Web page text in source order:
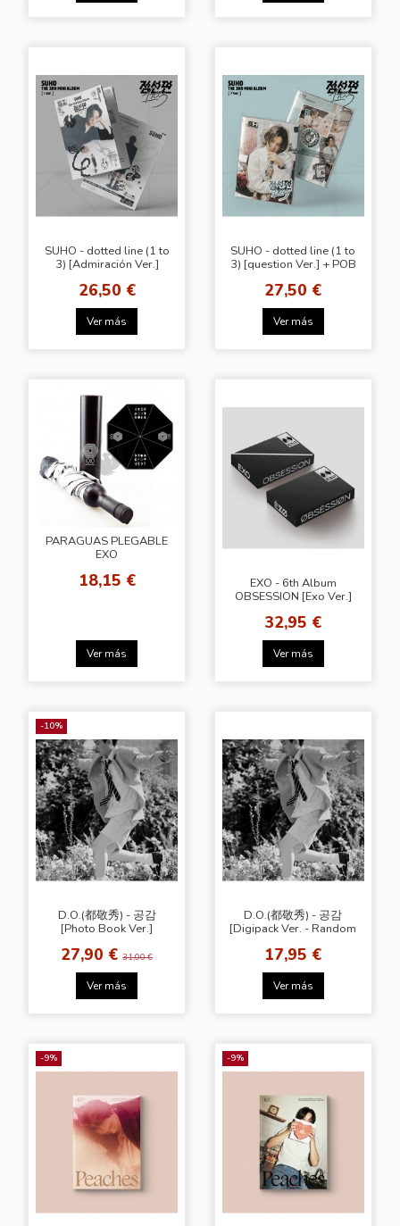
SUHO - dotted line (1 to
3) [Admiración Ver.]
26,50 €
Ver más
SUHO - dotted line (1 to
3) [question Ver.] + POB
27,50 €
Ver más
PARAGUAS PLEGABLE
EXO
18,15 €
Ver más
EXO - 6th Album
OBSESSION [Exo Ver.]
32,95 €
Ver más
-10%
D.O.(都敬秀) - 공감
[Photo Book Ver.]
27,90 €31,00 €
Ver más
D.O.(都敬秀) - 공감
[Digipack Ver. - Random
17,95 €
Ver más
-9% -9%